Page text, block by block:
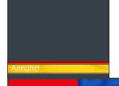
Annunci